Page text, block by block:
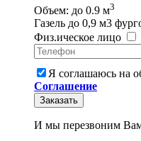
Объем: до 0.9 м3
Газель до 0,9 м3
Физ.ическое лицо
Я соглашаюсь на
Соглашение
Заказать
И мы перезвоним